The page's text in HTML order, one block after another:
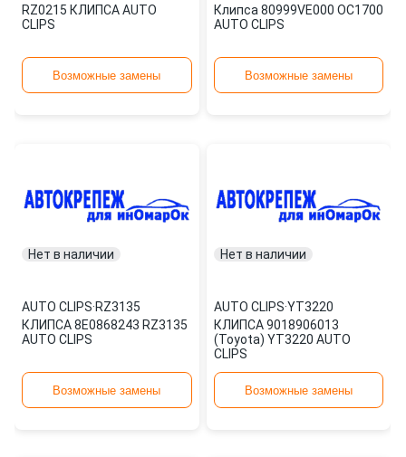
RZ0215 КЛИПСА AUTO
CLIPS
Возможные замены
Клипса 80999VE000 OC1700
AUTO CLIPS
Возможные замены
Нет в наличии
AUTO CLIPS·RZ3135
КЛИПСА 8E0868243 RZ3135
AUTO CLIPS
Возможные замены
Нет в наличии
AUTO CLIPS·YT3220
КЛИПСА 9018906013
(Toyota) YT3220 AUTO
CLIPS
Возможные замены